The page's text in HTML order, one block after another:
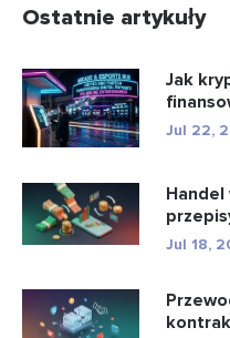
Ostatnie artykuły
Jak
Jul 22,
Jul 18,